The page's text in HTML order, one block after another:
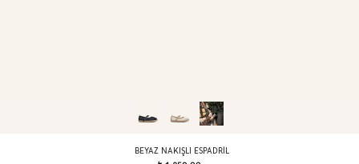
BEYAZ NAKIŞLI ESPADRIL